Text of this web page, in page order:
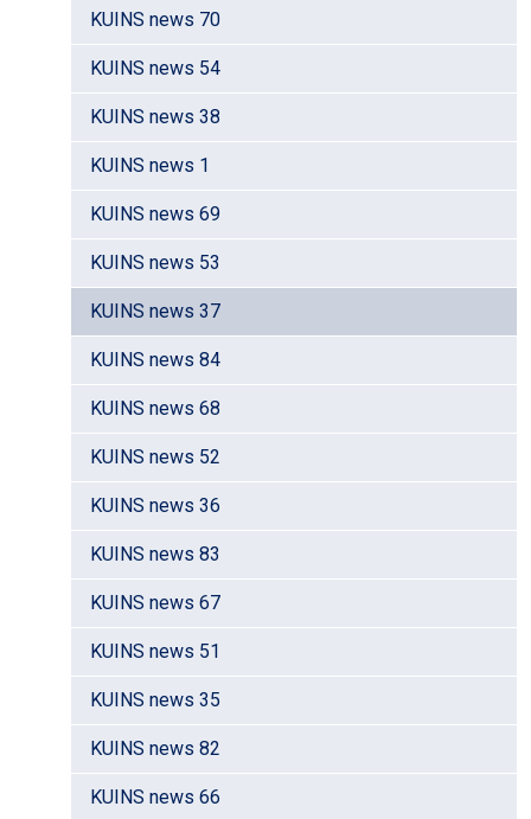
KUINS news 70
KUINS news 54
KUINS news 38
KUINS news 1
KUINS news 69
KUINS news 53
KUINS news 37
KUINS news 84
KUINS news 68
KUINS news 52
KUINS news 36
KUINS news 83
KUINS news 67
KUINS news 51
KUINS news 35
KUINS news 82
KUINS news 66